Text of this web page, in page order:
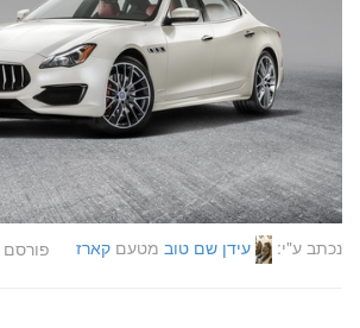
נכתב ע"י: עידן שם טוב מטעם קארז פורסם